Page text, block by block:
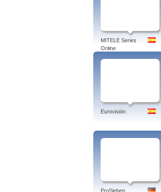
MITELE Series
Online
Eurovisión
ProSieben